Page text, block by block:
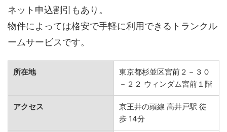
ネット申込割引もあり。
物件によっては格安で手軽に利用できるトランクル
ームサービスです。
所在地
東京都杉並区宮前２－３０
－２２ ウィンダム宮前１階
アクセス
京王井の頭線 高井戸駅 徒
歩 14分